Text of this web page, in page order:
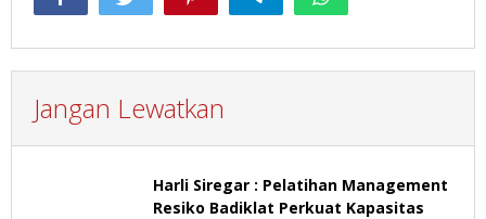
Jangan Lewatkan
Harli Siregar : Pelatihan Management
Resiko Badiklat Perkuat Kapasitas